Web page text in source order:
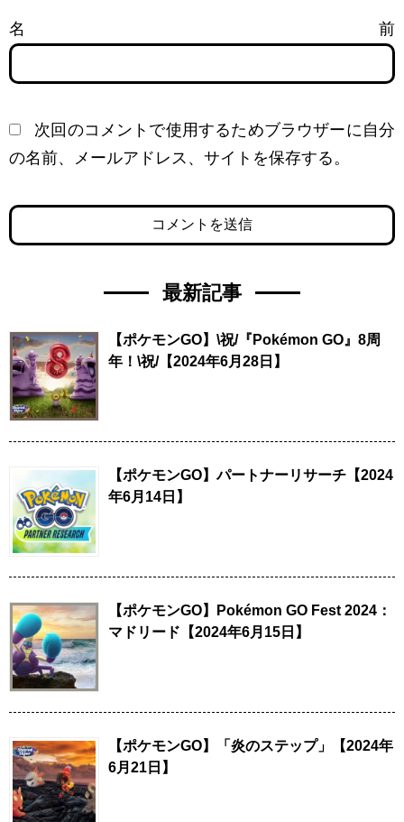
名前
次回のコメントで使用するためブラウザーに自分
の名前、メールアドレス、サイトを保存する。
最新記事
【ポケモンGO】\祝/『Pokémon GO』8周
年！\祝/【2024年6月28日】
【ポケモンGO】パートナーリサーチ【2024
年6月14日】
【ポケモンGO】Pokémon GO Fest 2024：
マドリード【2024年6月15日】
【ポケモンGO】「炎のステップ」【2024年
6月21日】